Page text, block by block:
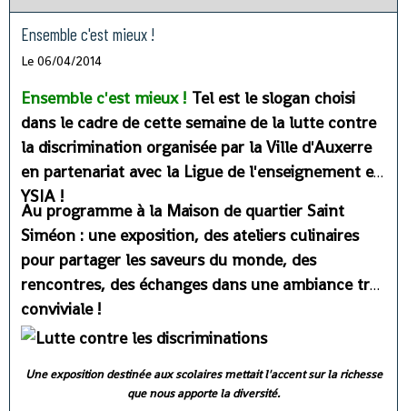
Ensemble c'est mieux !
Le 06/04/2014
Ensemble c'est mieux ! Tel est le slogan choisi
dans le cadre de cette semaine de la lutte contre
la discrimination organisée par la Ville d'Auxerre
en partenariat avec la Ligue de l'enseignement et
YSIA !
Au programme à la Maison de quartier Saint
Siméon : une exposition, des ateliers culinaires
pour partager les saveurs du monde, des
rencontres, des échanges dans une ambiance très
conviviale !
Une exposition destinée aux scolaires mettait l'accent sur la richesse
que nous apporte la diversité.